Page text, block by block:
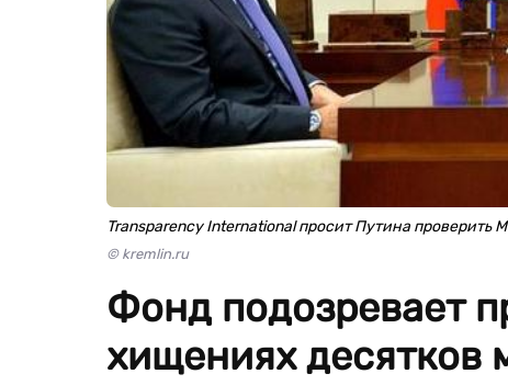
Transparency International просит Путина проверить
© kremlin.ru
Фонд подозревает
хищениях десятков